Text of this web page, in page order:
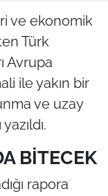
ve ekonomik
Türk
Avrupa
ile yakın bir
ve uzay
BİTECEK
rapora